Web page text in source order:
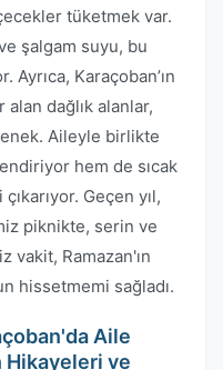
tüketmek var.
şalgam suyu, bu
Ayrıca, Karaçoban’ın
dağlık alanlar,
Aileyle birlikte
hem de sıcak
Geçen yıl,
piknikte, serin ve
vakit, Ramazan'ın
hissetmemi sağladı.
Aile
Hikayeleri ve